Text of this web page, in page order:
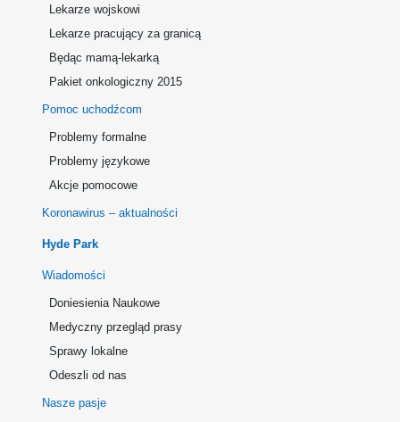
Lekarze wojskowi
Lekarze pracujący za granicą
Będąc mamą-lekarką
Pakiet onkologiczny 2015
Pomoc uchodźcom
Problemy formalne
Problemy językowe
Akcje pomocowe
Koronawirus – aktualności
Hyde Park
Wiadomości
Doniesienia Naukowe
Medyczny przegląd prasy
Sprawy lokalne
Odeszli od nas
Nasze pasje